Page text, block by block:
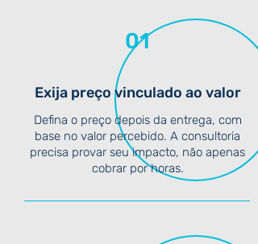
01
Exija preço vinculado ao valor
Defina o preço depois da entrega, com
base no valor percebido. A consultoria
precisa provar seu impacto, não apenas
cobrar por horas.